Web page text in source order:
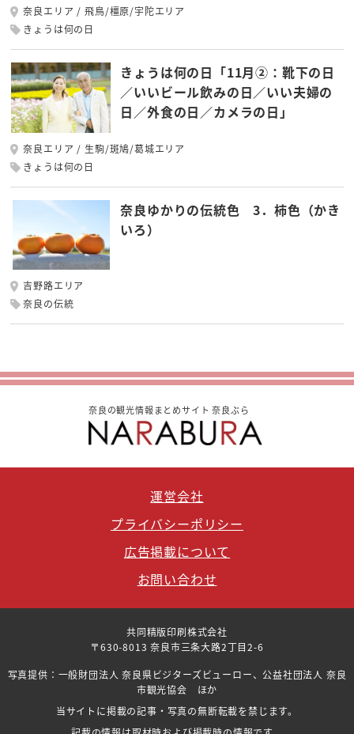
奈良エリア
飛鳥/橿原/宇陀エリア
きょうは何の日
きょうは何の日「11月②：靴下の日
／いいビール飲みの日／いい夫婦の
日／外食の日／カメラの日」
奈良エリア
生駒/斑鳩/葛城エリア
きょうは何の日
奈良ゆかりの伝統色 3．柿色（かき
いろ）
吉野路エリア
奈良の伝統
奈良の観光情報まとめサイト 奈良ぶら
運営会社
プライバシーポリシー
広告掲載について
お問い合わせ
共同精版印刷株式会社
〒630-8013 奈良市三条大路2丁目2-6
写真提供：一般財団法人 奈良県ビジターズビューロー、公益社団法人 奈良
市観光協会 ほか
当サイトに掲載の記事・写真の無断転載を禁じます。